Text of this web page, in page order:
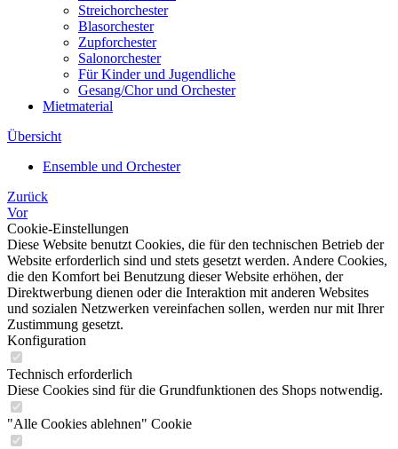
Streichorchester
Blasorchester
Zupforchester
Salonorchester
Für Kinder und Jugendliche
Gesang/Chor und Orchester
Mietmaterial
Übersicht
Ensemble und Orchester
Zurück
Vor
Cookie-Einstellungen
Diese Website benutzt Cookies, die für den technischen Betrieb der
Website erforderlich sind und stets gesetzt werden. Andere Cookies,
die den Komfort bei Benutzung dieser Website erhöhen, der
Direktwerbung dienen oder die Interaktion mit anderen Websites
und sozialen Netzwerken vereinfachen sollen, werden nur mit Ihrer
Zustimmung gesetzt.
Konfiguration
Technisch erforderlich
Diese Cookies sind für die Grundfunktionen des Shops notwendig.
"Alle Cookies ablehnen" Cookie